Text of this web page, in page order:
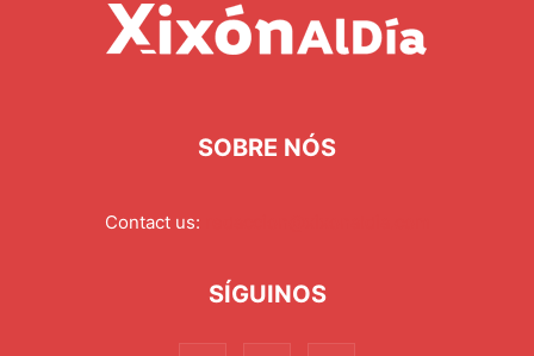
SOBRE NÓS
Contact us:
SÍGUINOS